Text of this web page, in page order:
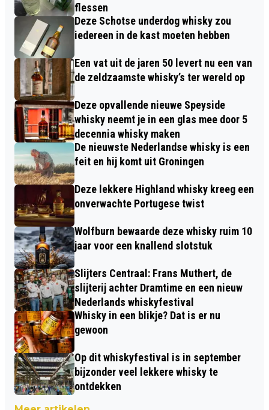
flessen
Deze Schotse underdog whisky zou
iedereen in de kast moeten hebben
Een vat uit de jaren 50 levert nu een van
de zeldzaamste whisky’s ter wereld op
Deze opvallende nieuwe Speyside
whisky neemt je in een glas mee door 5
decennia whisky maken
De nieuwste Nederlandse whisky is een
feit en hij komt uit Groningen
Deze lekkere Highland whisky kreeg een
onverwachte Portugese twist
Wolfburn bewaarde deze whisky ruim 10
jaar voor een knallend slotstuk
Slijters Centraal: Frans Muthert, de
slijterij achter Dramtime en een nieuw
Nederlands whiskyfestival
Whisky in een blikje? Dat is er nu
gewoon
Op dit whiskyfestival is in september
bijzonder veel lekkere whisky te
ontdekken